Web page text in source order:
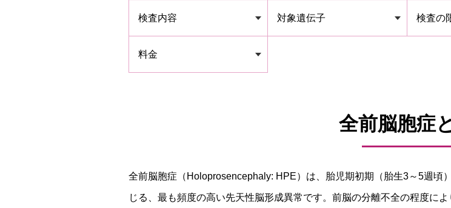
検査内容 対象遺伝子 検査の
料金
全前脳胞症
全前脳胞症（Holoprosencephaly: HPE）は、胎児期初期（胎生3～5週頃
じる、最も頻度の高い先天性脳形成異常です。前脳の分離不全の程度に